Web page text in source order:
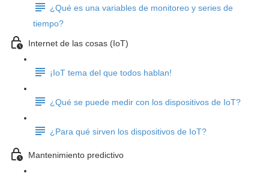
¿Qué es una variables de monitoreo y series de
tiempo?
Internet de las cosas (IoT)
¡IoT tema del que todos hablan!
¿Qué se puede medir con los dispositivos de IoT?
¿Para qué sirven los dispositivos de IoT?
Mantenimiento predictivo